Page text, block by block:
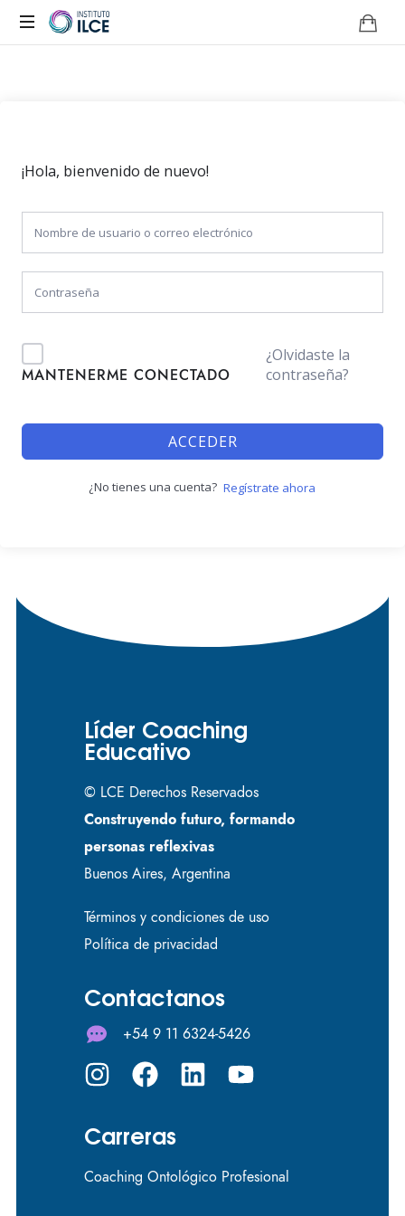
¡Hola, bienvenido de nuevo!
MANTENERME CONECTADO
¿Olvidaste la
contraseña?
ACCEDER
¿No tienes una cuenta? Regístrate ahora
Líder Coaching
Educativo
© LCE Derechos Reservados
Construyendo futuro, formando
personas reflexivas
Buenos Aires, Argentina
Términos y condiciones de uso
Política de privacidad
Contactanos
+54 9 11 6324-5426
Carreras
Coaching Ontológico Profesional